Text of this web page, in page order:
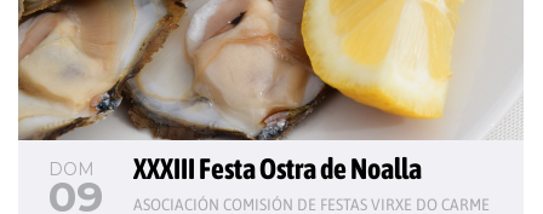
DOM
09
XXXIII Festa Ostra de Noalla
ASOCIACIÓN COMISIÓN DE FESTAS VIRXE DO CARME